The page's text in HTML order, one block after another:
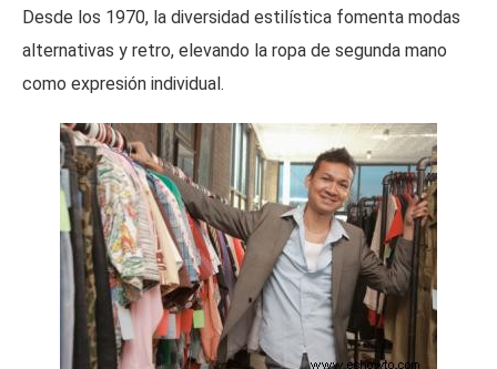
Desde los 1970, la diversidad estilística fomenta modas
alternativas y retro, elevando la ropa de segunda mano
como expresión individual.